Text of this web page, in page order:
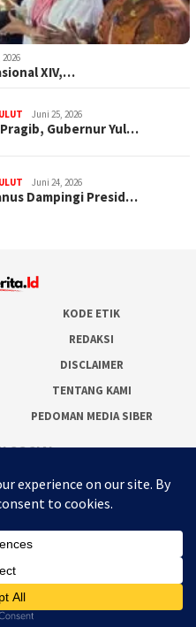
XIV,…
Juni 25, 2026
Pragib, Gubernur Yul…
Juni 24, 2026
Dampingi Presid…
KODE ETIK
REDAKSI
DISCLAIMER
TENTANG KAMI
PEDOMAN MEDIA SIBER
SOCIAL
Twitter
Instagram
RSS
- By :